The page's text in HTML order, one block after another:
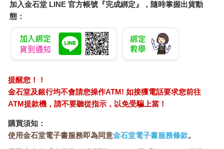
紫光慢慢溢出志典的右手，叮咚睜大了眼盯著看。只見紫光漸漸
凝聚，一眨眼，就化成一道光束往天空射去。
志典大吃一驚，兩手跟著晃了一下。
紫光束射進一朵雲裡。
那朵雲像一口吞掉紫光似的，從志典掌中射向天空的紫光瞬間全
正午的熱浪再度襲來。
「嗶嗶！嗶嗶！」
兩兄弟即刻回過神來，手錶傳來了訊息。
2 上車嘍！
加入金石堂 LINE 官方帳號『完成綁定』，隨時掌握出貨動
態：
提醒您！！
金石堂及銀行均不會請您操作ATM! 如接獲電話要求您前往
ATM提款機，請不要聽從指示，以免受騙上當！
購買須知：
使用金石堂電子書服務即為同意金石堂電子書服務條款。